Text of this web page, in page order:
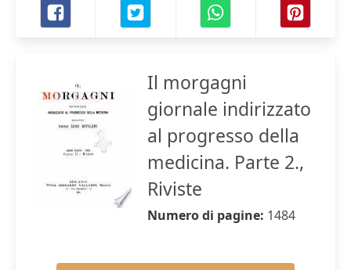
Il morgagni
giornale indirizzato
al progresso della
medicina. Parte 2.,
Riviste
Numero di pagine: 1484